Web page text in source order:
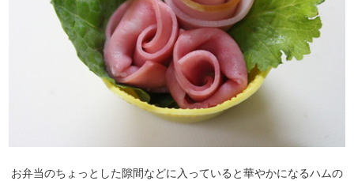
お弁当のちょっとした隙間などに入っていると華やかになるハムの